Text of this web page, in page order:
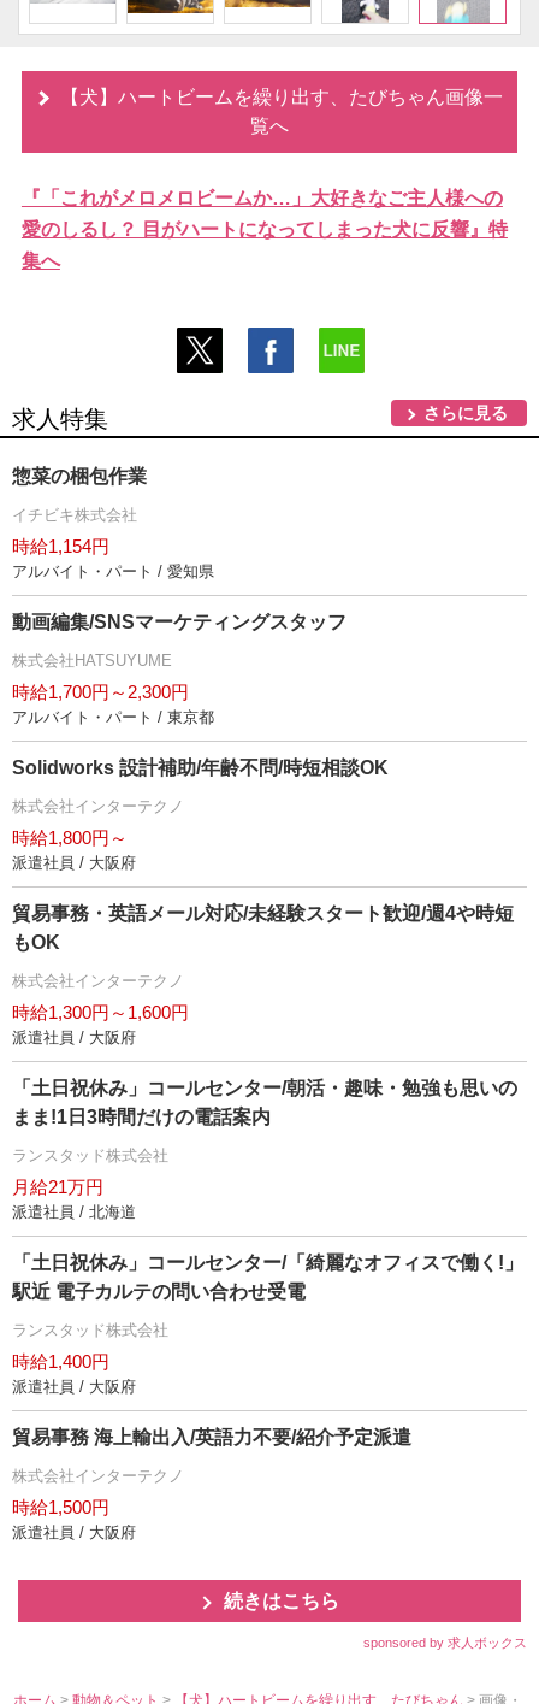
【犬】ハートビームを繰り出す、たびちゃん画像一
覧へ
『「これがメロメロビームか…」大好きなご主人様への
愛のしるし？ 目がハートになってしまった犬に反響』特
集へ
求人特集 さらに見る
惣菜の梱包作業
イチビキ株式会社
時給1,154円
アルバイト・パート / 愛知県
動画編集/SNSマーケティングスタッフ
株式会社HATSUYUME
時給1,700円～2,300円
アルバイト・パート / 東京都
Solidworks 設計補助/年齢不問/時短相談OK
株式会社インターテクノ
時給1,800円～
派遣社員 / 大阪府
貿易事務・英語メール対応/未経験スタート歓迎/週4や時短
もOK
株式会社インターテクノ
時給1,300円～1,600円
派遣社員 / 大阪府
「土日祝休み」コールセンター/朝活・趣味・勉強も思いの
まま!1日3時間だけの電話案内
ランスタッド株式会社
月給21万円
派遣社員 / 北海道
「土日祝休み」コールセンター/「綺麗なオフィスで働く!」
駅近 電子カルテの問い合わせ受電
ランスタッド株式会社
時給1,400円
派遣社員 / 大阪府
貿易事務 海上輸出入/英語力不要/紹介予定派遣
株式会社インターテクノ
時給1,500円
派遣社員 / 大阪府
続きはこちら
sponsored by 求人ボックス